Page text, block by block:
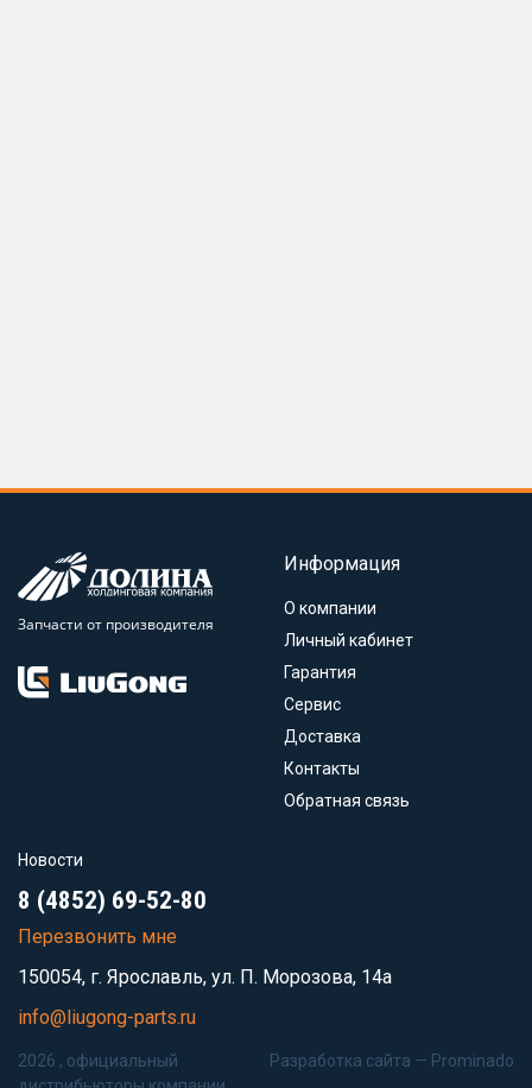
Запчасти от производителя
Информация
О компании
Личный кабинет
Гарантия
Сервис
Доставка
Контакты
Обратная связь
Новости
8 (4852) 69-52-80
Перезвонить мне
150054, г. Ярославль, ул. П. Морозова, 14а
info@liugong-parts.ru
2026 , официальный
Разработка сайта — Prominado